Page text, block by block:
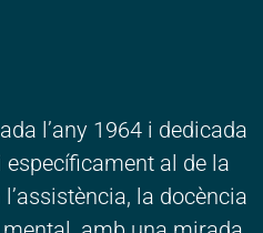
l’any 1964 i dedicada
específicament al de la
la docència